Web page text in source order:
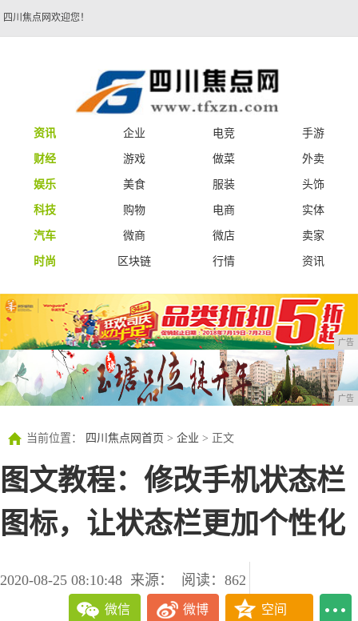
四川焦点网欢迎您！
资讯 企业 电竞
手游
财经
游戏 做菜
外卖
娱乐
美食 服装
头饰
科技
购物 电商
实体
汽车
微商 微店
卖家
时尚
区块链 行情 资讯
广告
广告
当前位置： 四川焦点网首页 > 企业 > 正文
图文教程：修改手机状态栏
图标，让状态栏更加个性化
2020-08-25 08:10:48 来源： 阅读：862
微信 微博 空间